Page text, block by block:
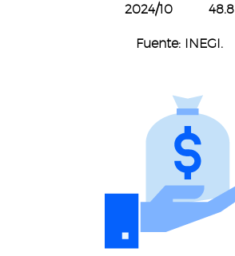
2024/10 48.8
Fuente: INEGI.